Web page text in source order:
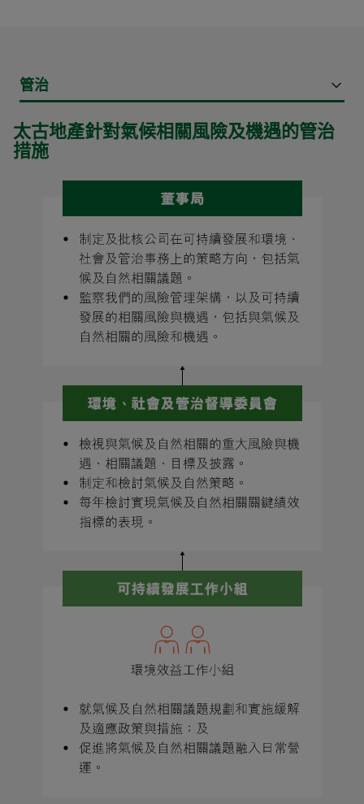
管治
太古地產針對氣候相關風險及機遇的管治
措施